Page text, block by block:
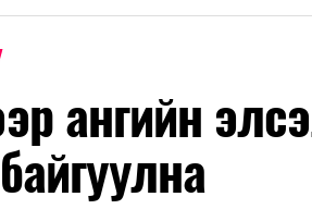
ангийн